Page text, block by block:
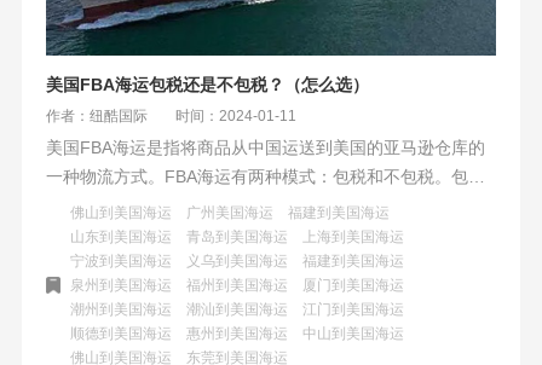
美国FBA海运包税还是不包税？（怎么选）
作者：纽酷国际 时间：2024-01-11
​美国FBA海运是指将商品从中国运送到美国的亚马逊仓库的
一种物流方式。FBA海运有两种模式：包税和不包税。包税
模式是指由物流公司代理清关，提前支付关税和其他费用，
不包税模式是指由卖家自己负责清关，根据实际情况缴纳关
税和其他费用。FBA海运选择包税还是不包税，需要根据自
己的商品类型、货量大小、关税多少和风险把控能力来综合
考虑。
佛山到美国海运 广州美国海运
福建到美国海运
山东到美国海运
青岛到美国海运
上海到美国海运
宁波到美国海运
义乌到美国海运
福建到美国海运
泉州到美国海运
福州到美国海运
厦门到美国海运
潮州到美国海运
潮汕到美国海运
江门到美国海运
顺德到美国海运
惠州到美国海运
中山到美国海运
佛山到美国海运
东莞到美国海运